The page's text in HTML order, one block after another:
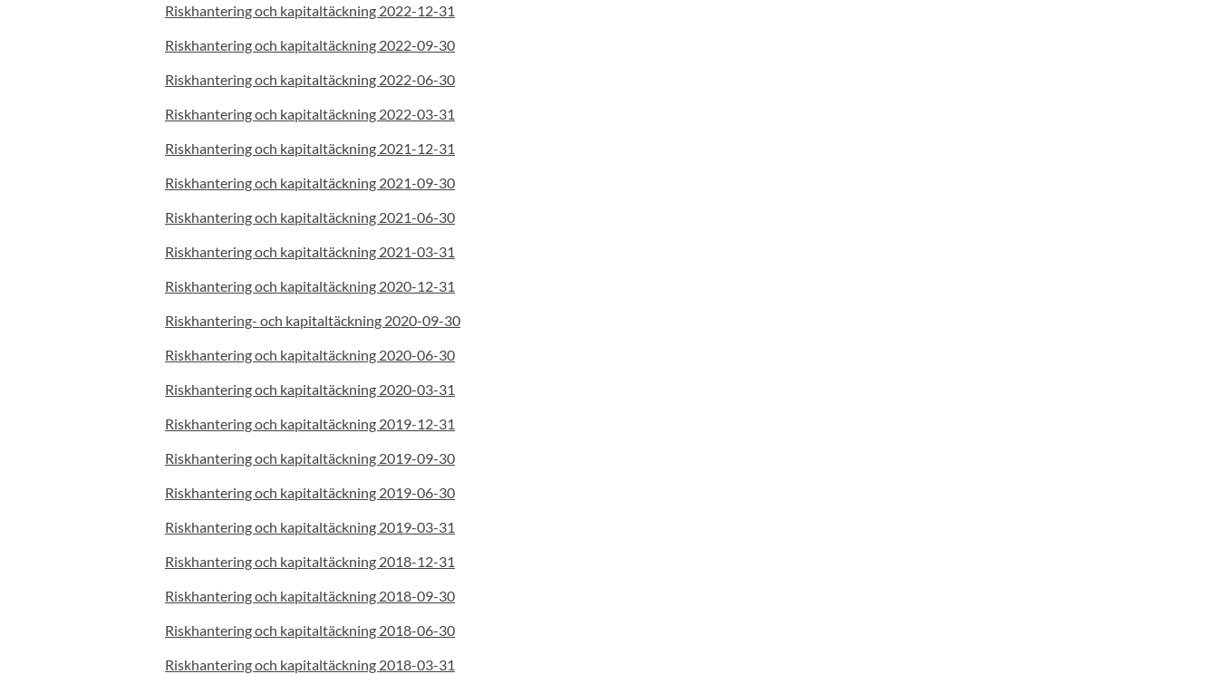
Riskhantering och kapitaltäckning 2022-12-31
Riskhantering och kapitaltäckning 2022-09-30
Riskhantering och kapitaltäckning 2022-06-30
Riskhantering och kapitaltäckning 2022-03-31
Riskhantering och kapitaltäckning 2021-12-31
Riskhantering och kapitaltäckning 2021-09-30
Riskhantering och kapitaltäckning 2021-06-30
Riskhantering och kapitaltäckning 2021-03-31
Riskhantering och kapitaltäckning 2020-12-31
Riskhantering- och kapitaltäckning 2020-09-30
Riskhantering och kapitaltäckning 2020-06-30
Riskhantering och kapitaltäckning 2020-03-31
Riskhantering och kapitaltäckning 2019-12-31
Riskhantering och kapitaltäckning 2019-09-30
Riskhantering och kapitaltäckning 2019-06-30
Riskhantering och kapitaltäckning 2019-03-31
Riskhantering och kapitaltäckning 2018-12-31
Riskhantering och kapitaltäckning 2018-09-30
Riskhantering och kapitaltäckning 2018-06-30
Riskhantering och kapitaltäckning 2018-03-31